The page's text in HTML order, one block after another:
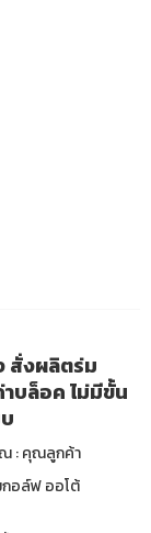
สั่งผลิตร่ม
าบล็อค ไม่มีขั้น
: คุณลูกค้า
อล์ฟ ออโต้